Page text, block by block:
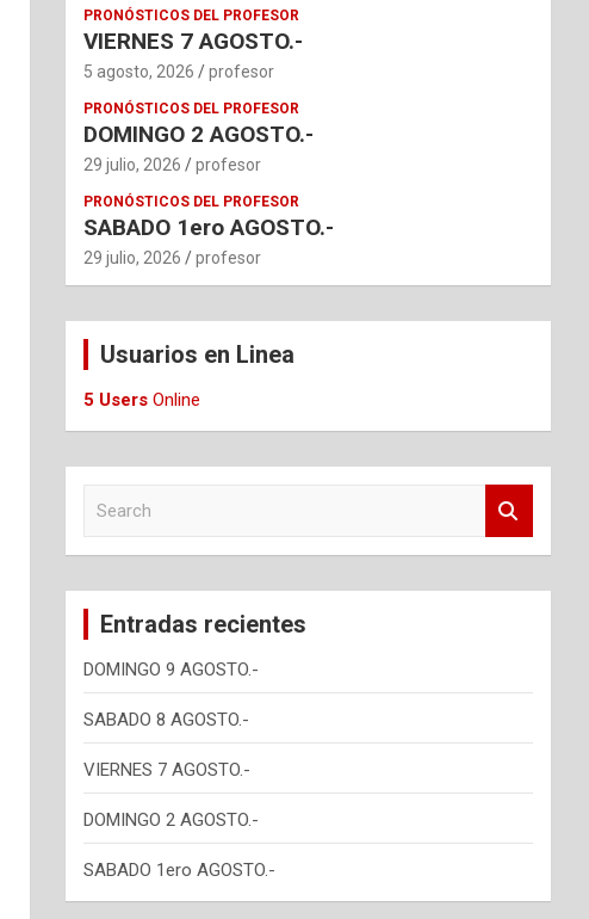
PRONÓSTICOS DEL PROFESOR
VIERNES 7 AGOSTO.-
5 agosto, 2026 profesor
PRONÓSTICOS DEL PROFESOR
DOMINGO 2 AGOSTO.-
29 julio, 2026 profesor
PRONÓSTICOS DEL PROFESOR
SABADO 1ero AGOSTO.-
29 julio, 2026 profesor
Usuarios en Linea
5 Users Online
c
Entradas recientes
DOMINGO 9 AGOSTO.-
SABADO 8 AGOSTO.-
VIERNES 7 AGOSTO.-
DOMINGO 2 AGOSTO.-
SABADO 1ero AGOSTO.-